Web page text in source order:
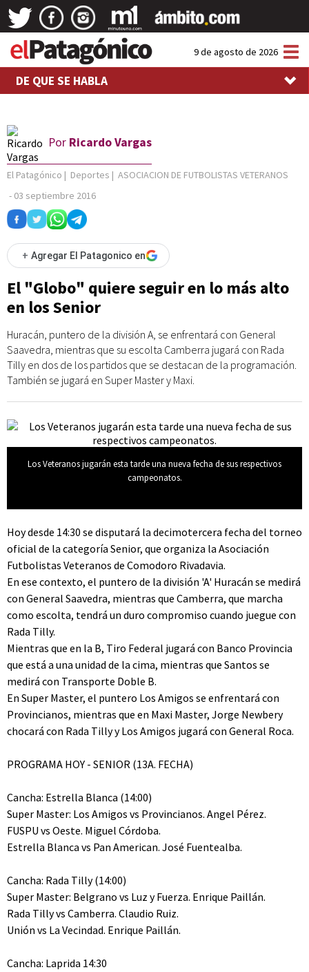
9 de agosto de 2026
DE QUE SE HABLA
Por Ricardo Vargas
El Patagónico | Deportes | ASOCIACION DE FUTBOLISTAS VETERANOS
- 03 septiembre 2016
+ Agregar El Patagonico en
El "Globo" quiere seguir en lo más alto
en los Senior
Huracán, puntero de la división A, se enfrentará con General
Saavedra, mientras que su escolta Camberra jugará con Rada
Tilly en dos de los partidos que se destacan de la programación.
También se jugará en Super Master y Maxi.
Los Veteranos jugarán esta tarde una nueva fecha de sus respectivos
campeonatos.
Hoy desde 14:30 se disputará la decimotercera fecha del torneo
oficial de la categoría Senior, que organiza la Asociación
Futbolistas Veteranos de Comodoro Rivadavia.
En ese contexto, el puntero de la división 'A' Huracán se medirá
con General Saavedra, mientras que Camberra, que marcha
como escolta, tendrá un duro compromiso cuando juegue con
Rada Tilly.
Mientras que en la B, Tiro Federal jugará con Banco Provincia
que está a una unidad de la cima, mientras que Santos se
medirá con Transporte Doble B.
En Super Master, el puntero Los Amigos se enfrentará con
Provincianos, mientras que en Maxi Master, Jorge Newbery
chocará con Rada Tilly y Los Amigos jugará con General Roca.
PROGRAMA HOY - SENIOR (13A. FECHA)
Cancha: Estrella Blanca (14:00)
Super Master: Los Amigos vs Provincianos. Angel Pérez.
FUSPU vs Oeste. Miguel Córdoba.
Estrella Blanca vs Pan American. José Fuentealba.
Cancha: Rada Tilly (14:00)
Super Master: Belgrano vs Luz y Fuerza. Enrique Paillán.
Rada Tilly vs Camberra. Claudio Ruiz.
Unión vs La Vecindad. Enrique Paillán.
Cancha: Laprida 14:30